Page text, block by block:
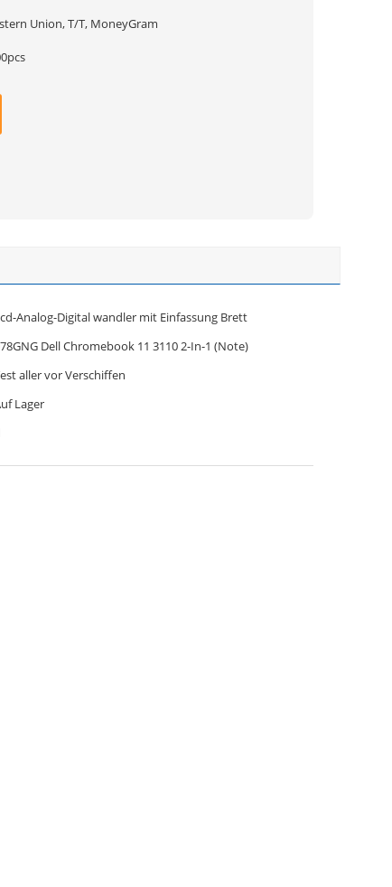
Union, T/T, MoneyGram
Analog-Digital wandler mit Einfassung Brett
Dell Chromebook 11 3110 2-In-1 (Note)
aller vor Verschiffen
Lager